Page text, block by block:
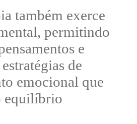
também exerce
permitindo
e
de
emocional que
equilíbrio